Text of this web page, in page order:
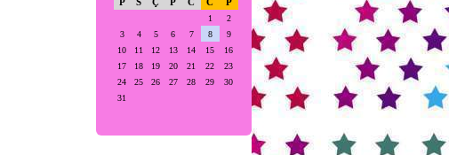
1
2
3
4 5 6 7 8
9
10
11 12 13 14 15
16
17
18 19 20 21 22
23
24
25 26 27 28 29
30
31